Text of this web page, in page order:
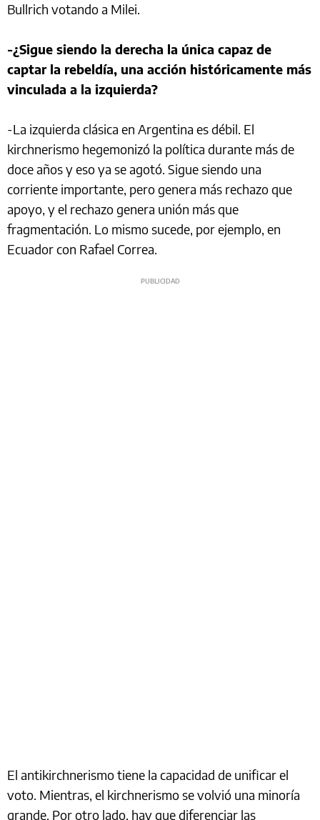
Bullrich votando a Milei.
-¿Sigue siendo la derecha la única capaz de
captar la rebeldía, una acción históricamente más
vinculada a la izquierda?
-La izquierda clásica en Argentina es débil. El
kirchnerismo hegemonizó la política durante más de
doce años y eso ya se agotó. Sigue siendo una
corriente importante, pero genera más rechazo que
apoyo, y el rechazo genera unión más que
fragmentación. Lo mismo sucede, por ejemplo, en
Ecuador con Rafael Correa.
El antikirchnerismo tiene la capacidad de unificar el
voto. Mientras, el kirchnerismo se volvió una minoría
grande. Por otro lado, hay que diferenciar las